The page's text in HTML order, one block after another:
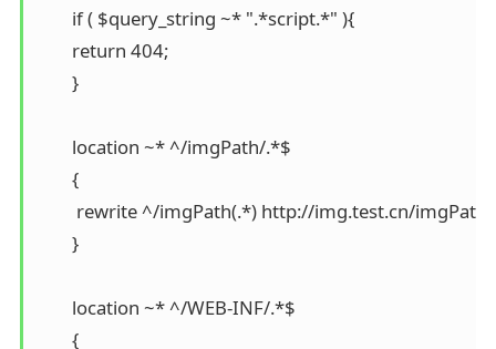
        if ( $query_string ~* ".*script.*" ){
        return 404;
        }
        location ~* ^/imgPath/.*$
        {
rewrite ^/imgPath(.*) http://img.test.cn/
        }
        location ~* ^/WEB-INF/.*$
        {